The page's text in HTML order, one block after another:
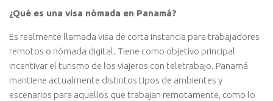
¿Qué es una visa nómada en Panamá?
Es realmente llamada visa de corta instancia para trabajadores
remotos o nómada digital. Tiene como objetivo principal
incentivar el turismo de los viajeros con teletrabajo. Panamá
mantiene actualmente distintos tipos de ambientes y
escenarios para aquellos que trabajan remotamente, como lo